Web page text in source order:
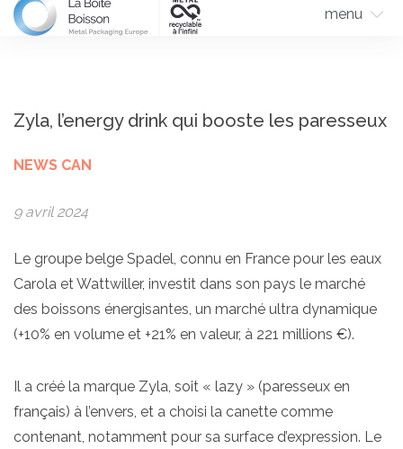
menu
Zyla, l’energy drink qui booste les paresseux
NEWS CAN
9 avril 2024
Le groupe belge Spadel, connu en France pour les eaux
Carola et Wattwiller, investit dans son pays le marché
des boissons énergisantes, un marché ultra dynamique
(+10% en volume et +21% en valeur, à 221 millions €).
Il a créé la marque Zyla, soit « lazy » (paresseux en
français) à l’envers, et a choisi la canette comme
contenant, notamment pour sa surface d’expression. Le